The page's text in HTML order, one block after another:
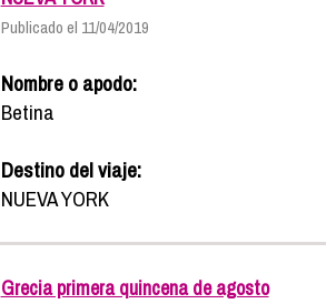
Publicado el 11/04/2019
Nombre o apodo:
Betina
Destino del viaje:
NUEVA YORK
Grecia primera quincena de agosto